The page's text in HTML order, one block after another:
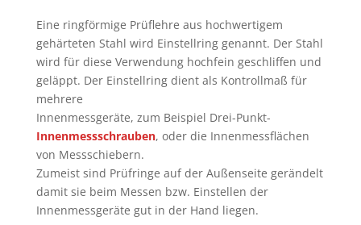
Eine ringförmige Prüflehre aus hochwertigem
gehärteten Stahl wird Einstellring genannt. Der Stahl
wird für diese Verwendung hochfein geschliffen und
geläppt. Der Einstellring dient als Kontrollmaß für
mehrere
Innenmessgeräte, zum Beispiel Drei-Punkt-
Innenmessschrauben, oder die Innenmessflächen
von Messschiebern.
Zumeist sind Prüfringe auf der Außenseite gerändelt
damit sie beim Messen bzw. Einstellen der
Innenmessgeräte gut in der Hand liegen.